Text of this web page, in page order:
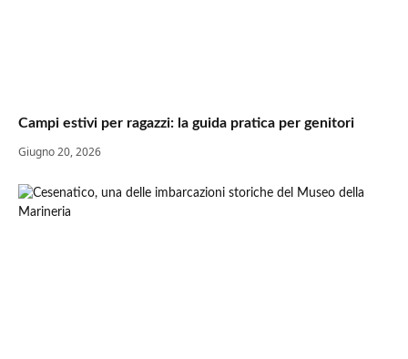
Campi estivi per ragazzi: la guida pratica per genitori
Giugno 20, 2026